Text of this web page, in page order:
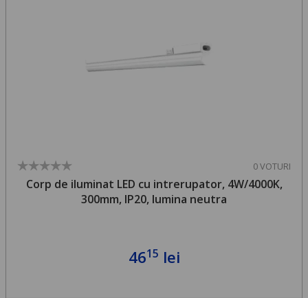
0 VOTURI
Corp de iluminat LED cu intrerupator, 4W/4000K,
300mm, IP20, lumina neutra
4615 lei